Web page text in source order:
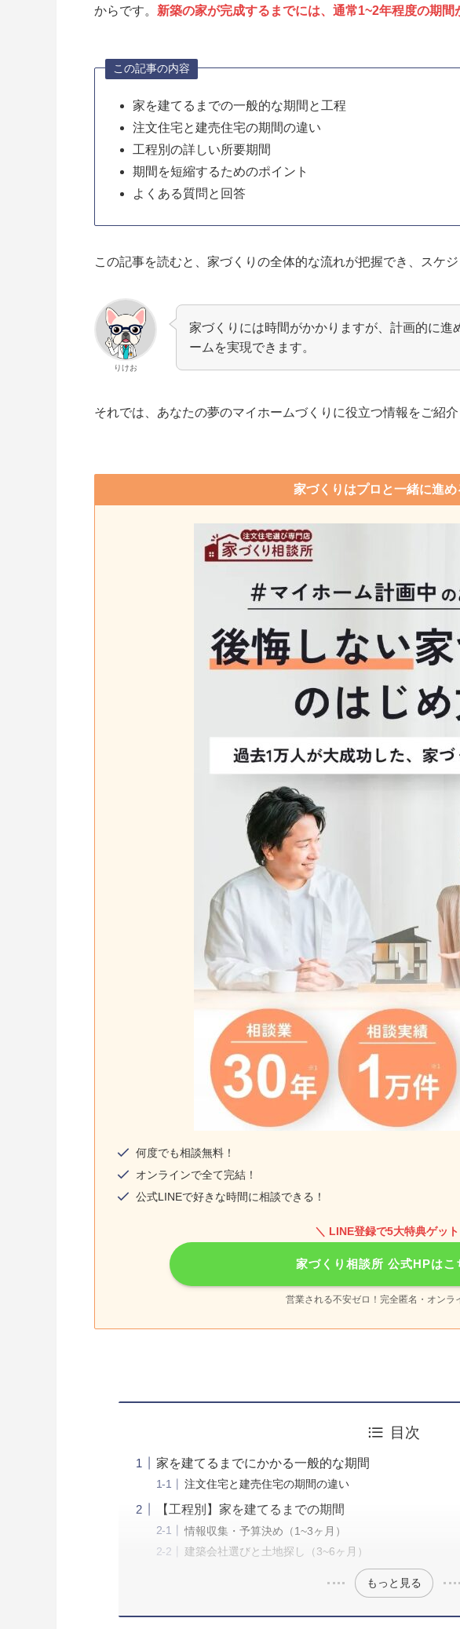
からです。 新築の家が完成するまでには、通常1~2年程度の期間
この記事の内容
家を建てるまでの一般的な期間と工程
注文住宅と建売住宅の期間の違い
工程別の詳しい所要期間
期間を短縮するためのポイント
よくある質問と回答
この記事を読むと、家づくりの全体的な流れが把握でき、スケ
りけお
家づくりには時間がかかりますが、計画的に進
ームを実現できます。
それでは、あなたの夢のマイホームづくりに役立つ情報をご紹介
家づくりはプロと一緒に進め
何度でも相談無料！
オンラインで全て完結！
公式LINEで好きな時間に相談できる！
＼ LINE登録で5大特典ゲッ
家づくり相談所 公式HPはこ
営業される不安ゼロ！完全匿名・オンラ
目次
家を建てるまでにかかる一般的な期間
注文住宅と建売住宅の期間の違い
【工程別】家を建てるまでの期間
情報収集・予算決め（1~3ヶ月）
建築会社選びと土地探し（3~6ヶ月）
もっと見る